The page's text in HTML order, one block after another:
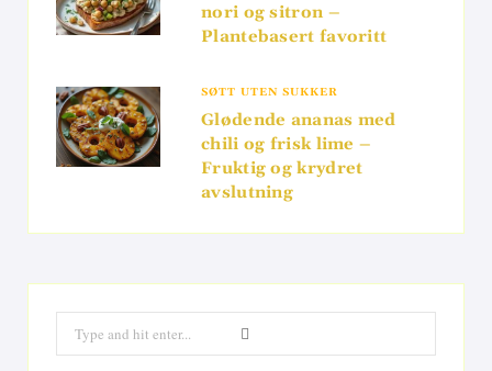
nori og sitron –
Plantebasert favoritt
SØTT UTEN SUKKER
Glødende ananas med
chili og frisk lime –
Fruktig og krydret
avslutning
for: